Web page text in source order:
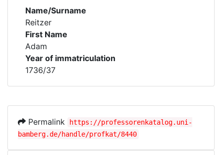
Name/Surname
Reitzer
First Name
Adam
Year of immatriculation
1736/37
Permalink
https://professorenkatalog.uni-
bamberg.de/handle/profkat/8440